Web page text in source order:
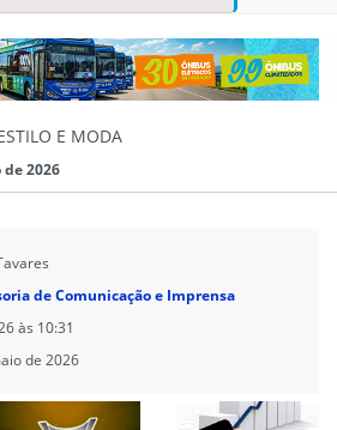
E MODA
de 2026
de Comunicação e Imprensa
às 10:31
de 2026